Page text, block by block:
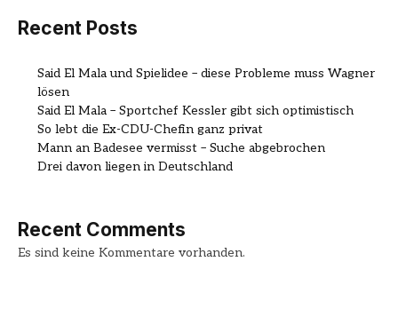
Recent Posts
Said El Mala und Spielidee – diese Probleme muss Wagner
lösen
Said El Mala – Sportchef Kessler gibt sich optimistisch
So lebt die Ex-CDU-Chefin ganz privat
Mann an Badesee vermisst – Suche abgebrochen
Drei davon liegen in Deutschland
Recent Comments
Es sind keine Kommentare vorhanden.